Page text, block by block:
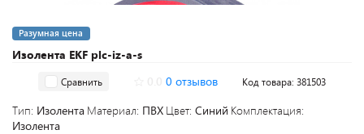
Изолента EKF plc-iz-a-s
Разумная цена
Сравнить 0 отзывов Код товара: 381503
Тип: Изолента Материал: ПВХ Цвет: Синий Комплектация:
Изолента